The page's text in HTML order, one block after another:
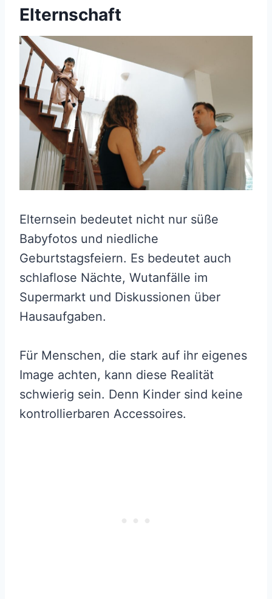
Elternschaft
Elternsein bedeutet nicht nur süße
Babyfotos und niedliche
Geburtstagsfeiern. Es bedeutet auch
schlaflose Nächte, Wutanfälle im
Supermarkt und Diskussionen über
Hausaufgaben.
Für Menschen, die stark auf ihr eigenes
Image achten, kann diese Realität
schwierig sein. Denn Kinder sind keine
kontrollierbaren Accessoires.